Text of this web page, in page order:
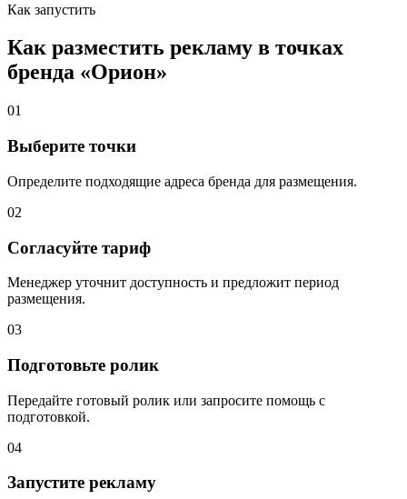
Как запустить
Как разместить рекламу в точках
бренда «Орион»
01
Выберите точки
Определите подходящие адреса бренда для размещения.
02
Согласуйте тариф
Менеджер уточнит доступность и предложит период
размещения.
03
Подготовьте ролик
Передайте готовый ролик или запросите помощь с
подготовкой.
04
Запустите рекламу